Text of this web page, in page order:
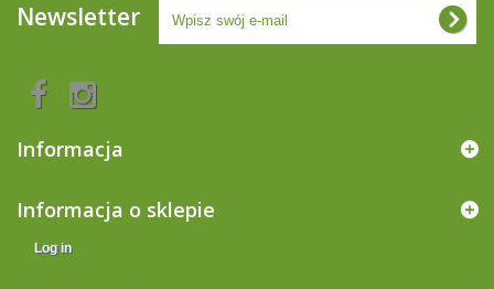
Newsletter
Informacja
Informacja o sklepie
Log in